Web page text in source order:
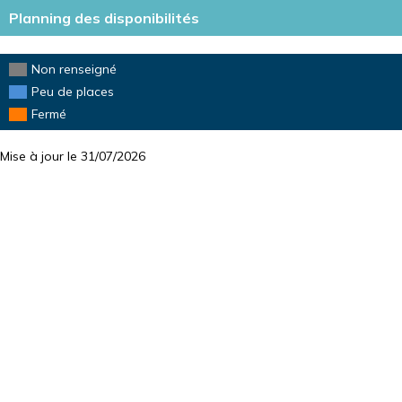
Planning des disponibilités
Non renseigné
Peu de places
Fermé
Mise à jour le 31/07/2026